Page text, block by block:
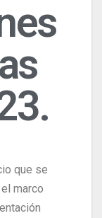
que se
marco